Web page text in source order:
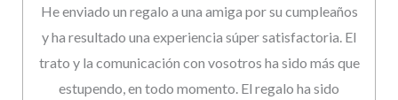
He enviado un regalo a una amiga por su cumpleaños
y ha resultado una experiencia súper satisfactoria. El
trato y la comunicación con vosotros ha sido más que
estupendo, en todo momento. El regalo ha sido